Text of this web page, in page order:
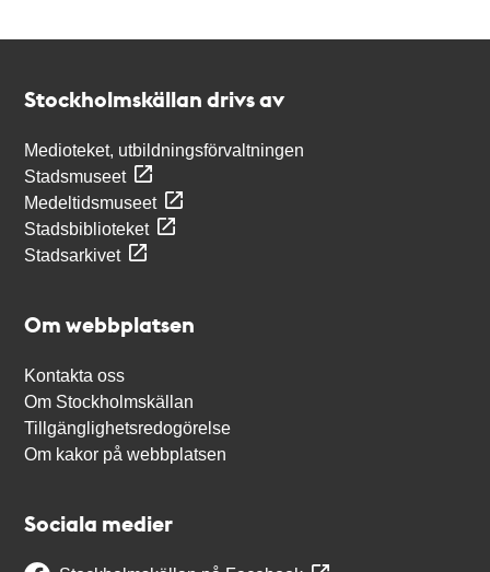
Stockholmskällan drivs av
Medioteket, utbildningsförvaltningen
Stadsmuseet
Medeltidsmuseet
Stadsbiblioteket
Stadsarkivet
Om webbplatsen
Kontakta oss
Om Stockholmskällan
Tillgänglighetsredogörelse
Om kakor på webbplatsen
Sociala medier